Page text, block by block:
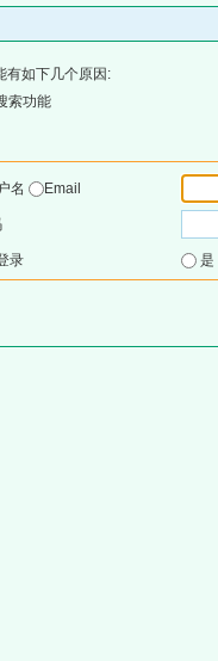
有如下几个原因:
索功能
名
Email
录